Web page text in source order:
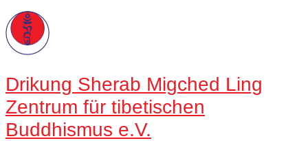
Drikung Sherab Migched Ling
Zentrum für tibetischen
Buddhismus e.V.